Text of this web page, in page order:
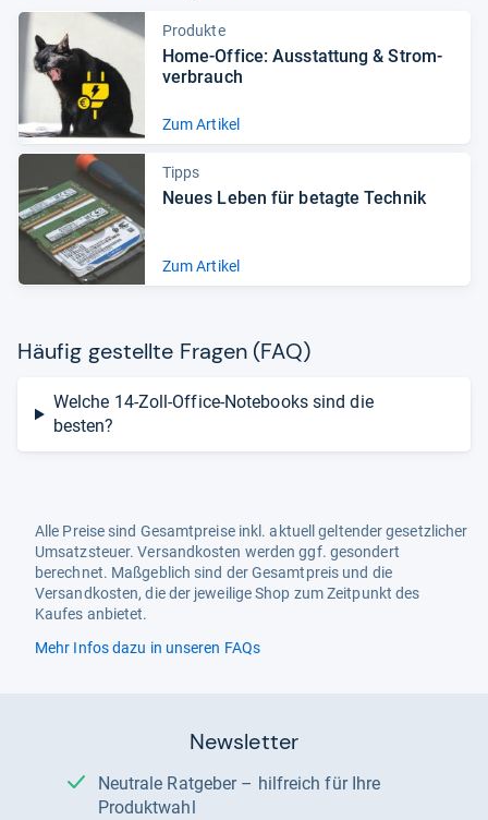
Produkte
Home-​Office: Aus­stat­tung & Strom­
ver­brauch
Zum Artikel
Tipps
Neues Leben für betagte Tech­nik
Zum Artikel
Häu­fig gestellte Fra­gen (FAQ)
Welche 14-Zoll-Office-Notebooks sind die
besten?
Alle Preise sind Gesamtpreise inkl. aktuell geltender gesetzlicher
Umsatzsteuer. Versandkosten werden ggf. gesondert
berechnet. Maßgeblich sind der Gesamtpreis und die
Versandkosten, die der jeweilige Shop zum Zeitpunkt des
Kaufes anbietet.
Mehr Infos dazu in unseren FAQs
Newsletter
Neutrale Ratgeber – hilfreich für Ihre
Produktwahl